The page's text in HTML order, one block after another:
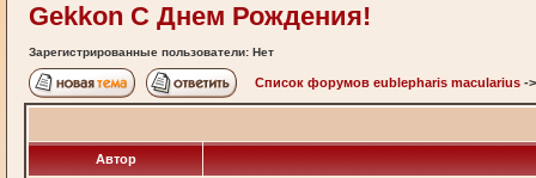
Gekkon С Днем Рождения!
Зарегистрированные пользователи: Нет
Список форумов eublepharis macularius -
Автор